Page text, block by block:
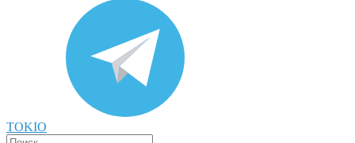
TOKIO